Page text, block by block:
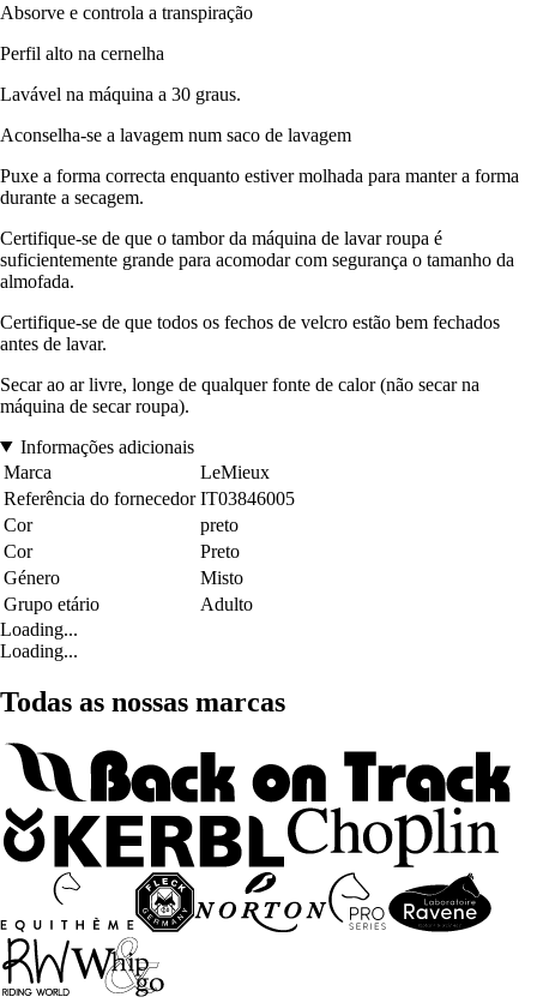
Absorve e controla a transpiração
Perfil alto na cernelha
Lavável na máquina a 30 graus.
Aconselha-se a lavagem num saco de lavagem
Puxe a forma correcta enquanto estiver molhada para manter a forma
durante a secagem.
Certifique-se de que o tambor da máquina de lavar roupa é
suficientemente grande para acomodar com segurança o tamanho da
almofada.
Certifique-se de que todos os fechos de velcro estão bem fechados
antes de lavar.
Secar ao ar livre, longe de qualquer fonte de calor (não secar na
máquina de secar roupa).
Informações adicionais
Marca
LeMieux
Referência do fornecedor IT03846005
Cor
preto
Cor
Preto
Género
Misto
Grupo etário
Adulto
Loading...
Loading...
Todas as nossas marcas